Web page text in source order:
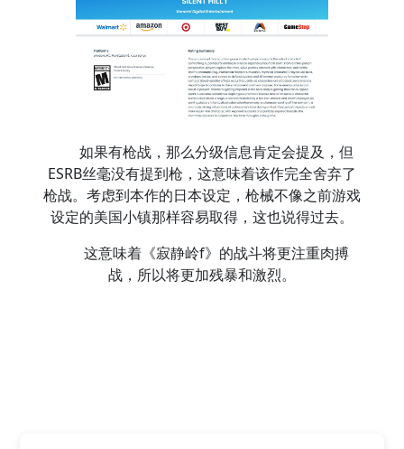
如果有枪战，那么分级信息肯定会提及，但
ESRB丝毫没有提到枪，这意味着该作完全舍弃了
枪战。考虑到本作的日本设定，枪械不像之前游戏
设定的美国小镇那样容易取得，这也说得过去。
这意味着《寂静岭f》的战斗将更注重肉搏
战，所以将更加残暴和激烈。